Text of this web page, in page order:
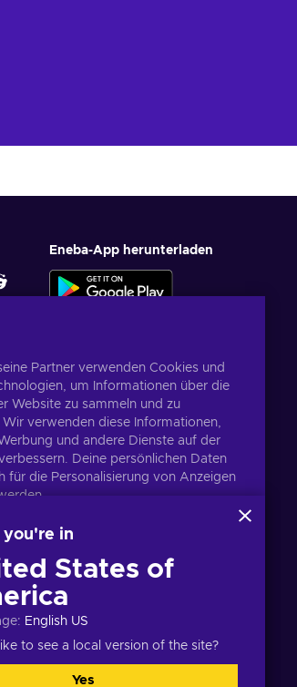
Eneba-App herunterladen
Partner verwenden Cookies und
um Informationen über die
Website zu sammeln und zu
Wir verwenden diese Informationen,
und andere Dienste auf der
Deine persönlichen Daten
für die Personalisierung von Anzeigen
dieser Technologien durch
anpassen, indem du auf „Anpassen“
darüber, wie Google
verwendet, siehe
Datenschutz.
you're in
States of
: English US
to see a local version of the site?
Yes